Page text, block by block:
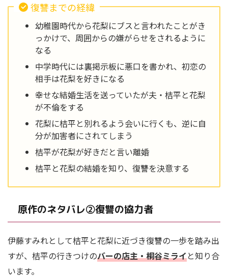
復讐までの経緯
幼稚園時代から花梨にブスと言われたことがき
っかけで、周囲からの嫌がらせをされるように
なる
中学時代には裏掲示板に悪口を書かれ、初恋の
相手は花梨を好きになる
幸せな結婚生活を送っていたが夫・桔平と花梨
が不倫をする
花梨に桔平と別れるよう会いに行くも、逆に自
分が加害者にされてしまう
桔平が花梨が好きだと言い離婚
桔平と花梨の結婚を知り、復讐を決意する
原作のネタバレ②復讐の協力者
伊藤すみれとして桔平と花梨に近づき復讐の一歩を踏み出
すが、桔平の行きつけのバーの店主・桐谷ミライと知り合
います。